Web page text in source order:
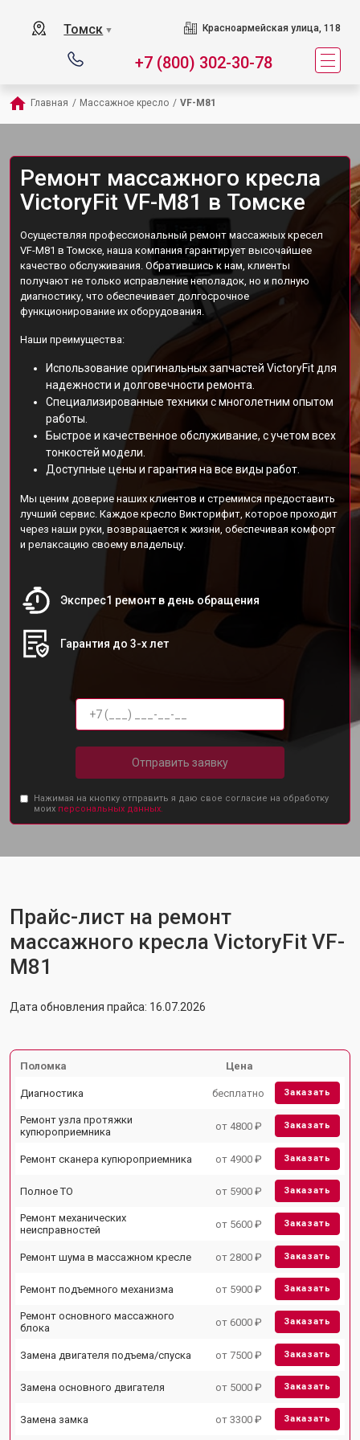
Томск ▼ Красноармейская улица, 118
+7 (800) 302-30-78
Главная / Массажное кресло / VF-M81
Ремонт массажного кресла
VictoryFit VF-M81 в Томске
Осуществляя профессиональный ремонт массажных кресел
VF-M81 в Томске, наша компания гарантирует высочайшее
качество обслуживания. Обратившись к нам, клиенты
получают не только исправление неполадок, но и полную
диагностику, что обеспечивает долгосрочное
функционирование их оборудования.
Наши преимущества:
Использование оригинальных запчастей VictoryFit для
надежности и долговечности ремонта.
Специализированные техники с многолетним опытом
работы.
Быстрое и качественное обслуживание, с учетом всех
тонкостей модели.
Доступные цены и гарантия на все виды работ.
Мы ценим доверие наших клиентов и стремимся предоставить
лучший сервис. Каждое кресло Викторифит, которое проходит
через наши руки, возвращается к жизни, обеспечивая комфорт
и релаксацию своему владельцу.
Экспрес1 ремонт в день обращения
Гарантия до 3-х лет
Отправить заявку
Нажимая на кнопку отправить я даю свое согласие на обработку
моих персональных данных.
Прайс-лист на ремонт
массажного кресла VictoryFit VF-
M81
Дата обновления прайса: 16.07.2026
Поломка Цена
Диагностика бесплатно Заказать
Ремонт узла протяжки
купюроприемника
от 4800 ₽ Заказать
Ремонт сканера купюроприемника от 4900 ₽ Заказать
Полное ТО от 5900 ₽ Заказать
Ремонт механических
неисправностей
от 5600 ₽ Заказать
Ремонт шума в массажном кресле от 2800 ₽ Заказать
Ремонт подъемного механизма от 5900 ₽ Заказать
Ремонт основного массажного
блока
от 6000 ₽ Заказать
Замена двигателя подъема/спуска от 7500 ₽ Заказать
Замена основного двигателя от 5000 ₽ Заказать
Замена замка от 3300 ₽ Заказать